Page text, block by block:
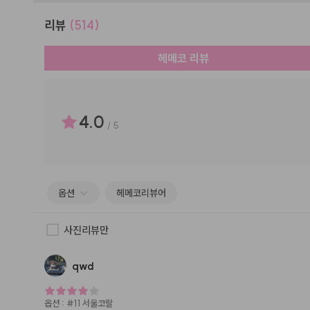
리뷰 (514)
헤메코 리뷰
4.0 / 5
옵션 헤메코리뷰어
사진리뷰만
qwd
옵션 : #11 서울코랄